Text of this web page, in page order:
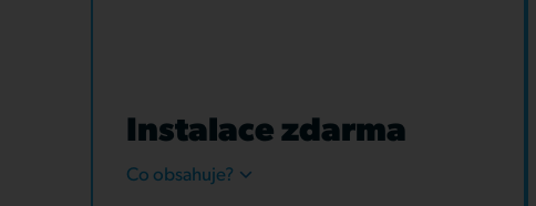
Instalace zdarma
Co obsahuje?